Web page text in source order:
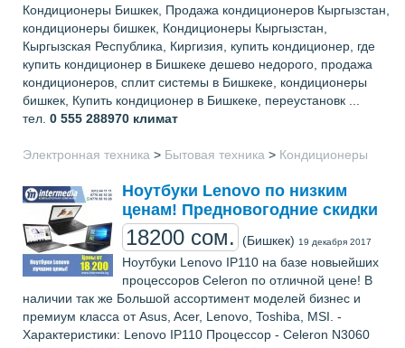
Кондиционеры Бишкек, Продажа кондиционеров Кыргызстан,
кондиционеры бишкек, Кондиционеры Кыргызстан,
Кыргызская Республика, Киргизия, купить кондиционер, где
купить кондиционер в Бишкеке дешево недорого, продажа
кондиционеров, сплит системы в Бишкеке, кондиционеры
бишкек, Купить кондиционер в Бишкеке, переустановк ...
тел. 0 555 288970 климат
Электронная техника > Бытовая техника > Кондиционеры
Ноутбуки Lenovo по низким
ценам! Предновогодние скидки
18200 сом. (Бишкек) 19 декабря 2017
Ноутбуки Lenovo IP110 на базе новыейших
процессоров Celeron по отличной цене! В
наличии так же Большой ассортимент моделей бизнес и
премиум класса от Asus, Acer, Lenovo, Toshiba, MSI. -
Характеристики: Lenovo IP110 Процессор - Celeron N3060